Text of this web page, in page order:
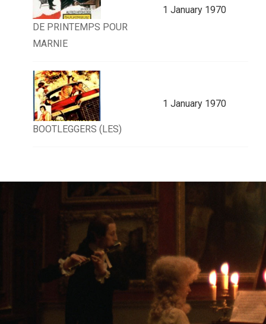
DE PRINTEMPS POUR
MARNIE
1 January 1970
BOOTLEGGERS (LES)
1 January 1970